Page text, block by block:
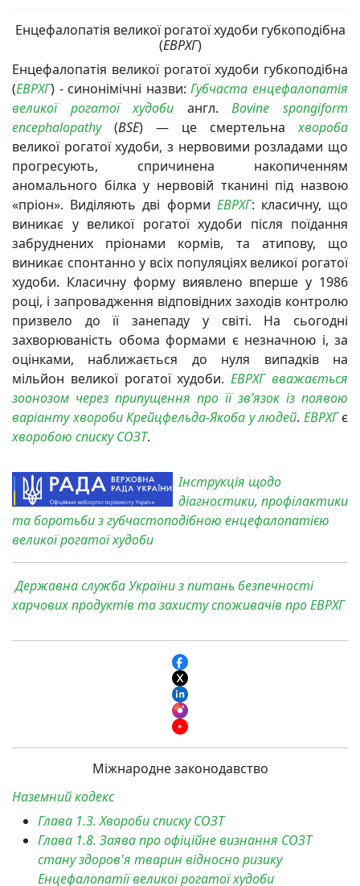
Енцефалопатія великої рогатої худоби губкоподібна
(ЕВРХГ)
Енцефалопатія великої рогатої худоби губкоподібна
(ЕВРХГ) - синонімічні назви:Губчаста енцефалопатія
великої рогатої худоби англ.Bovine spongiform
encephalopathy(BSE) — це смертельнахвороба
великої рогатої худоби, з нервовими розладами що
прогресують, спричинена накопиченням
аномального білка у нервовій тканині під назвою
«пріон». Виділяють дві форми ЕВРХГ: класичну, що
виникає у великої рогатої худоби після поїдання
забруднених пріонами кормів, та атипову, що
виникає спонтанно у всіх популяціях великої рогатої
худоби. Класичну форму виявлено вперше у 1986
році, і запровадження відповідних заходів контролю
призвело до її занепаду у світі. На сьогодні
захворюваність обома формами є незначною і, за
оцінками, наближається до нуля випадків на
мільйон великої рогатої худоби.ЕВРХГ вважається
зоонозом через припущення про її зв’язок із появою
варіанту хворобиКрейцфельда-Якоба у людей. ЕВРХГє
хворобою списку СОЗТ.
Інструкція щодо
діагностики, профілактики
та боротьби з губчастоподібною енцефалопатією
великої рогатої худоби
Державна служба України з питань безпечності
харчових продуктів та захисту споживачів проЕВРХГ
Міжнародне законодавство
Наземний кодекс
Глава 1.3. Хвороби списку СОЗТ
Глава 1.8. Заява про офіційне визнання СОЗТ
стану здоров'я тварин відносно ризику
Енцефалопатії великої рогатої худоби